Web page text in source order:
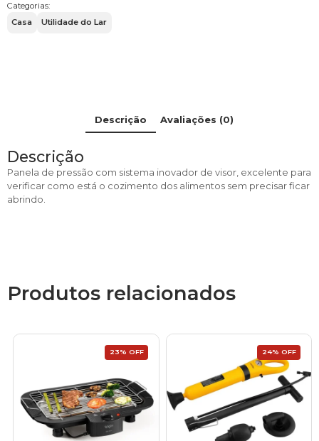
Grafite
com
Categorias:
Casa
Utilidade do Lar
Descrição Avaliações (0)
Descrição
Panela de pressão com sistema inovador de visor, excelente para
verificar como está o cozimento dos alimentos sem precisar ficar
abrindo.
Produtos relacionados
23% OFF 24% OFF